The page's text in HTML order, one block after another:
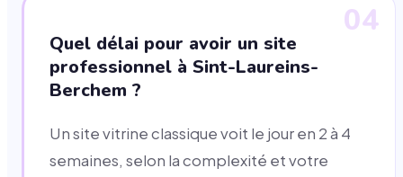
04
Quel délai pour avoir un site
professionnel à Sint-Laureins-
Berchem ?
Un site vitrine classique voit le jour en 2 à 4
semaines, selon la complexité et votre